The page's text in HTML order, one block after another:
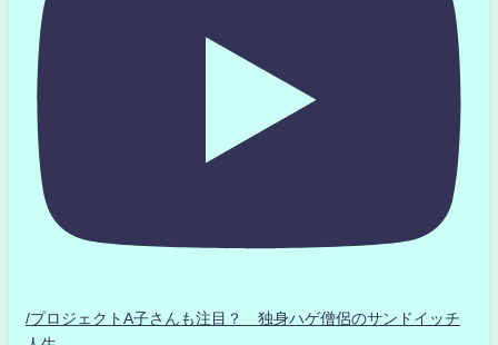
/プロジェクトA子さんも注目？ 独身ハゲ僧侶のサンドイッチ